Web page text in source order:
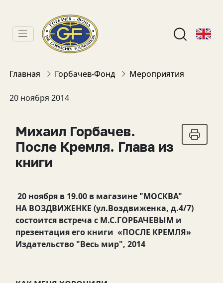
Главная Горбачев-Фонд Мероприятия
20 ноября 2014
Михаил Горбачев.
После Кремля. Глава из
книги
20 ноября в 19.00 в магазине "МОСКВА"
НА ВОЗДВИЖЕНКЕ (ул.Воздвиженка, д.4/7)
состоится встреча с М.С.ГОРБАЧЕВЫМ и
презентация его книги «ПОСЛЕ КРЕМЛЯ»
Издательство "Весь мир", 2014